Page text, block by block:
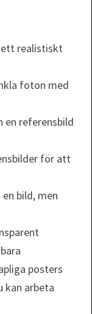
ett realistiskt
foton med
en referensbild
för att
bild, men
posters
kan arbeta